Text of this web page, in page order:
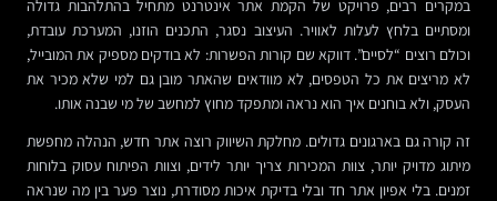
במקרים רבים, פרויקט של הקמת אתר אינטרנט מתחיל בהתלהבות גדולה
ומסתיים בלחץ לעלות לאוויר. העיצוב נסגר, התכנים הוזנו, המערכת עובדת,
וכולם רוצים “לסיים”. דווקא שם קורות הפשרות: לא בודקים מספיק את המובייל,
לא מריצים את כל הטפסים, לא מוודאים שהאתר מובן גם למי שלא מכיר את
העסק, ולא בוחנים איך הוא נראה ומתפקד מחוץ למחשב של מי שבנה אותו.
זה קורה גם בארגונים גדולים. מחלקת השיווק רוצה אתר חדש, הנהלה מחפשת
מיתוג מדויק יותר, צוות המכירות צריך יותר לידים, וצוות הפיתוח עסוק בלוחות
זמנים. בלי אפיון אתר חד ובלי בדיקת איכות מסודרת, נוצר פער בין מה שנראה